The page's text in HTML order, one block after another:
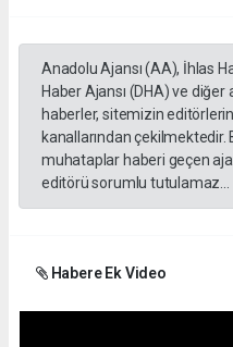
Anadolu Ajansı (AA), İhlas
Haber Ajansı (DHA) ve
haberler, sitemizin
kanallarından
muhataplar haberi geçen
editörü sorumlu tutulamaz...
Habere Ek Video